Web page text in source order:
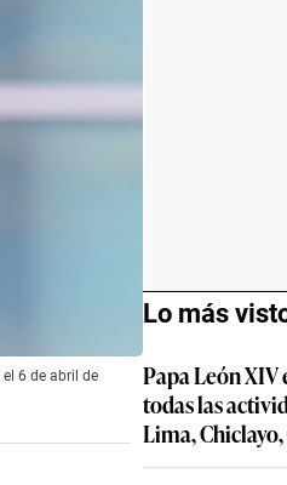
6 de abril de
Lo más
Papa León XIV
todas las
Lima,